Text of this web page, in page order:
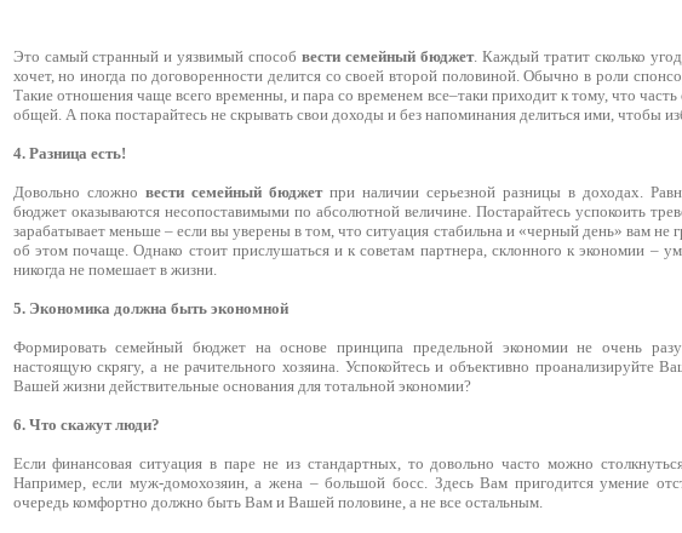
Это самый странный и уязвимый способвести семейный бюджет. Каждый тратит сколько
хочет, но иногда по договоренности делится со своей второй половиной. Обычно в роли
Такие отношения чаще всего временны, и пара со временем все–таки приходит к тому, что
общей. А пока постарайтесь не скрывать свои доходы и без напоминания делиться ими, чтобы
4. Разница есть!
Довольно сложно вести семейный бюджетпри наличии серьезной разницы в доходах.
бюджет оказываются несопоставимыми по абсолютной величине. Постарайтесь успокоить
зарабатывает меньше – если вы уверены в том, что ситуация стабильна и «черный день» вам не
об этом почаще. Однако стоит прислушаться и к советам партнера, склонного к экономии –
никогда не помешает в жизни.
5. Экономика должна быть экономной
Формировать семейный бюджет на основе принципа предельной экономии не очень
настоящую скрягу, а не рачительного хозяина. Успокойтесь и объективно проанализируйте
Вашей жизни действительные основания для тотальной экономии?
6. Что скажут люди?
Если финансовая ситуация в паре не из стандартных, то довольно часто можно
Например, если муж-домохозяин, а жена – большой босс. Здесь Вам пригодится умение
очередь комфортно должно быть Вам и Вашей половине, а не все остальным.